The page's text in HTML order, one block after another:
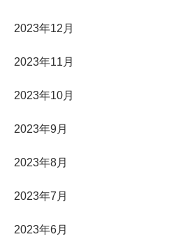
2023年12月
2023年11月
2023年10月
2023年9月
2023年8月
2023年7月
2023年6月